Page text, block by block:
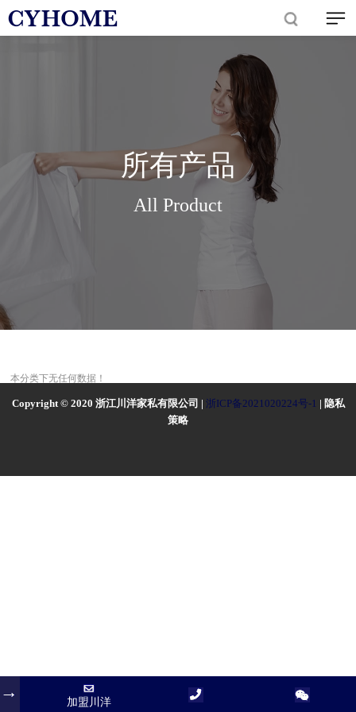
所有产品
All Product
本分类下无任何数据！
Copyright © 2020 浙江川洋家私有限公司 | 浙ICP备2021020224号-1 | 隐私
策略
加盟川洋
加盟川洋